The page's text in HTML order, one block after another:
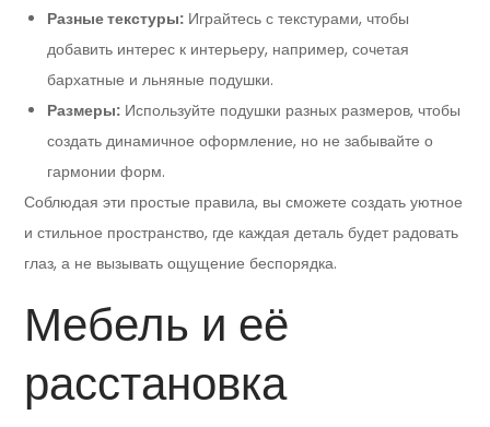
Разные текстуры: Играйтесь с текстурами, чтобы
добавить интерес к интерьеру, например, сочетая
бархатные и льняные подушки.
Размеры: Используйте подушки разных размеров, чтобы
создать динамичное оформление, но не забывайте о
гармонии форм.
Соблюдая эти простые правила, вы сможете создать уютное
и стильное пространство, где каждая деталь будет радовать
глаз, а не вызывать ощущение беспорядка.
Мебель и её
расстановка